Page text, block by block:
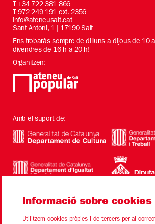
T+34 722 381 866
T 972 249 191 ext. 2356
info@ateneusalt.cat
Sant Antoni, 1 | 17190 Salt
Ens trobaràs sempre de dilluns a dijous de 10
divendres de 16 h a 20 h!
Organitzen:
Amb el suport de:
Informació sobre cookies
Utilitzem cookies pròpies i de tercers per al